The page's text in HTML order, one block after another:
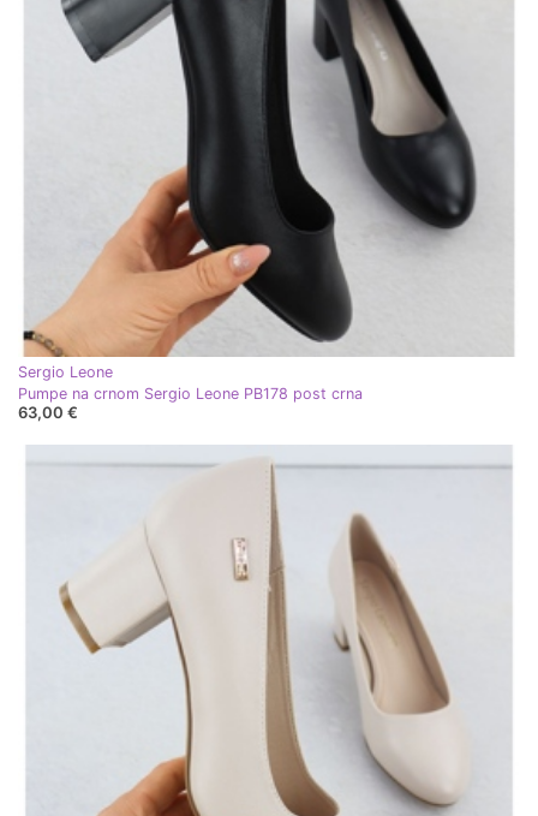
Sergio Leone
Pumpe na crnom Sergio Leone PB178 post crna
63,00 €